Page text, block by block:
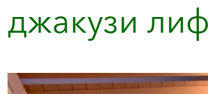
джакузи